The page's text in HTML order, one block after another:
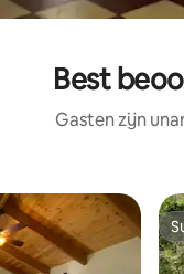
Best
Gasten zijn